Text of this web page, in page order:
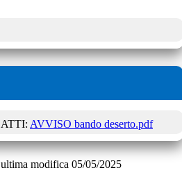
AVVISO bando deserto.pdf
ultima modifica 05/05/2025